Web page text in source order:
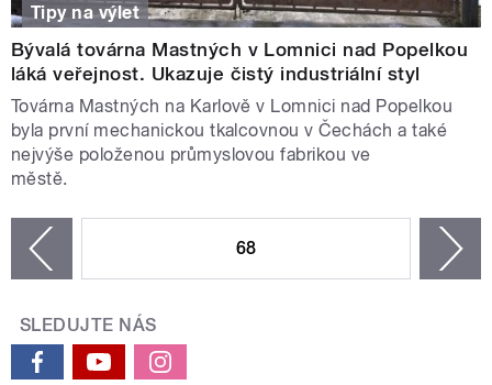
Tipy na výlet
Bývalá továrna Mastných v Lomnici nad Popelkou
láká veřejnost. Ukazuje čistý industriální styl
Továrna Mastných na Karlově v Lomnici nad Popelkou
byla první mechanickou tkalcovnou v Čechách a také
nejvýše položenou průmyslovou fabrikou ve
městě.
68
SLEDUJTE NÁS